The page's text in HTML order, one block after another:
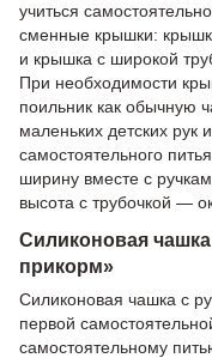
учиться
сменные крышки:
и крышка с широкой
При необходимости
поильник как обычную
маленьких детских рук
самостоятельного
ширину вместе с
высота с трубочкой —
Силиконовая
прикорм»
Силиконовая чашка с
первой
самостоятельному